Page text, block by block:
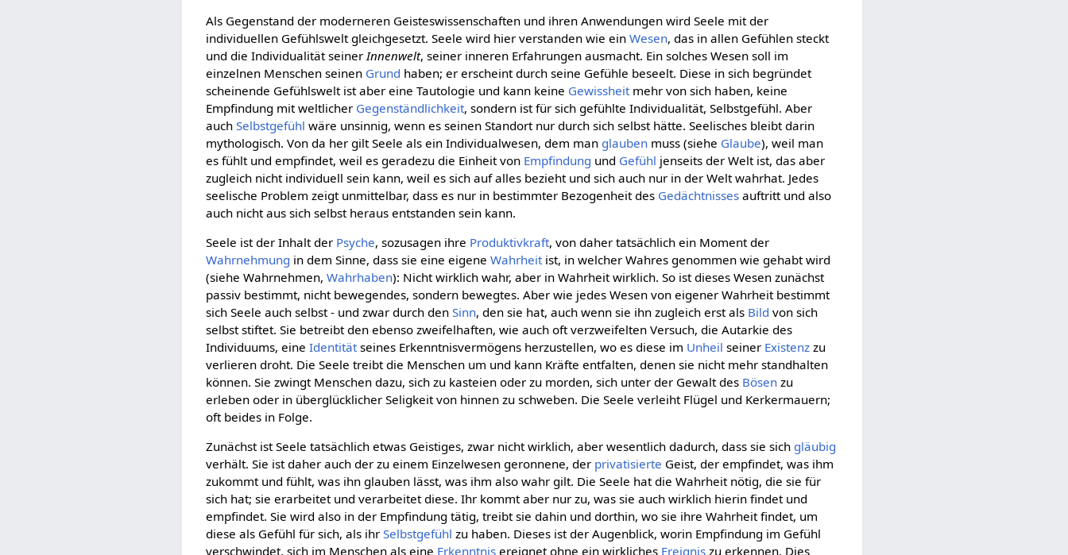
Als Gegenstand der moderneren Geisteswissenschaften und ihren Anwendungen wird Seele mit der
individuellen Gefühlswelt gleichgesetzt. Seele wird hier verstanden wie einWesen, das in allen Gefühlen steckt
und die Individualität seiner Innenwelt, seiner inneren Erfahrungen ausmacht. Ein solches Wesen soll im
einzelnen Menschen seinen Grund haben; er erscheint durch seine Gefühle beseelt. Diese in sich begründet
scheinende Gefühlswelt ist aber eine Tautologie und kann keine Gewissheit mehr von sich haben, keine
Empfindung mit weltlicher Gegenständlichkeit, sondern ist für sich gefühlte Individualität, Selbstgefühl. Aber
auchSelbstgefühl wäre unsinnig, wenn es seinen Standort nur durch sich selbst hätte. Seelisches bleibt darin
mythologisch. Von da her gilt Seele als ein Individualwesen, dem man glauben muss (siehe Glaube), weil man
es fühlt und empfindet, weil es geradezu die Einheit von Empfindung und Gefühl jenseits der Welt ist, das aber
zugleich nicht individuell sein kann, weil es sich auf alles bezieht und sich auch nur in der Welt wahrhat. Jedes
seelische Problem zeigt unmittelbar, dass es nur in bestimmter Bezogenheit des Gedächtnisses auftritt und also
auch nicht aus sich selbst heraus entstanden sein kann.
Seele ist der Inhalt der Psyche, sozusagen ihre Produktivkraft, von daher tatsächlich ein Moment der
Wahrnehmung in dem Sinne, dass sie eine eigeneWahrheit ist, in welcher Wahres genommen wie gehabt wird
(siehe Wahrnehmen,Wahrhaben): Nicht wirklich wahr, aber in Wahrheit wirklich. So ist dieses Wesen zunächst
passiv bestimmt, nicht bewegendes, sondern bewegtes. Aber wie jedes Wesen von eigener Wahrheit bestimmt
sich Seele auch selbst - und zwar durch denSinn, den sie hat, auch wenn sie ihn zugleich erst als Bild von sich
selbst stiftet. Sie betreibt den ebenso zweifelhaften, wie auch oft verzweifelten Versuch, die Autarkie des
Individuums, eineIdentität seines Erkenntnisvermögens herzustellen, wo es diese im Unheil seiner Existenz zu
verlieren droht. Die Seele treibt die Menschen um und kann Kräfte entfalten, denen sie nicht mehr standhalten
können. Sie zwingt Menschen dazu, sich zu kasteien oder zu morden, sich unter der Gewalt des Bösen zu
erleben oder in überglücklicher Seligkeit von hinnen zu schweben. Die Seele verleiht Flügel und Kerkermauern;
oft beides in Folge.
Zunächst ist Seele tatsächlich etwas Geistiges, zwar nicht wirklich, aber wesentlich dadurch, dass sie sich gläubig
verhält. Sie ist daher auch der zu einem Einzelwesen geronnene, der privatisierte Geist, der empfindet, was ihm
zukommt und fühlt, was ihn glauben lässt, was ihm also wahr gilt. Die Seele hat die Wahrheit nötig, die sie für
sich hat; sie erarbeitet und verarbeitet diese. Ihr kommt aber nur zu, was sie auch wirklich hierin findet und
empfindet. Sie wird also in der Empfindung tätig, treibt sie dahin und dorthin, wo sie ihre Wahrheit findet, um
diese als Gefühl für sich, als ihrSelbstgefühl zu haben. Dieses ist der Augenblick, worin Empfindung im Gefühl
verschwindet, sich im Menschen als eine Erkenntnis ereignet ohne ein wirkliches Ereignis zu erkennen. Dies